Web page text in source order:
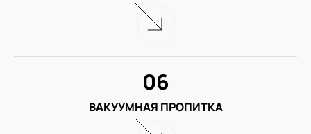
ВАКУУМНАЯ ПРОПИТКА
06